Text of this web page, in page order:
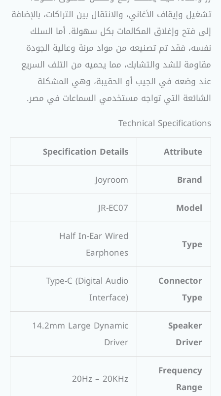
تشغيل وإيقاف الأغاني، والانتقال بين التراكات، بالإضافة
إلى فتح وإغلاق المكالمات بكل سهولة. أما السلك
نفسه، فقد تم تصنيعه من مواد مرنة وعالية الجودة
مقاومة للشد والتشابك، مما يحميه من التلف السريع
عند وضعه في الجيب أو الحقيبة، وهي المشكلة
الشائعة التي تواجه مستخدمي السماعات في مصر.
Technical Specifications
Attribute
Specification Details
Brand
Joyroom
Model
JR-EC07
Type
Half In-Ear Wired
Earphones
Connector
Type
Type-C (Digital Audio
Interface)
Speaker
Driver
14.2mm Large Dynamic
Driver
Frequency
Range
20Hz – 20KHz